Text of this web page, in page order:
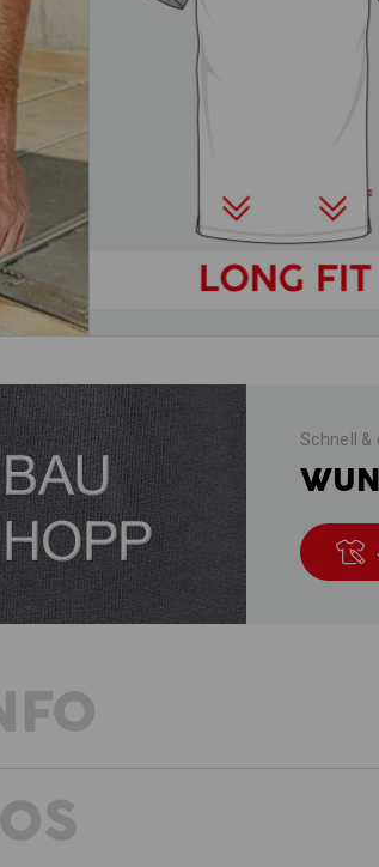
Schnell &